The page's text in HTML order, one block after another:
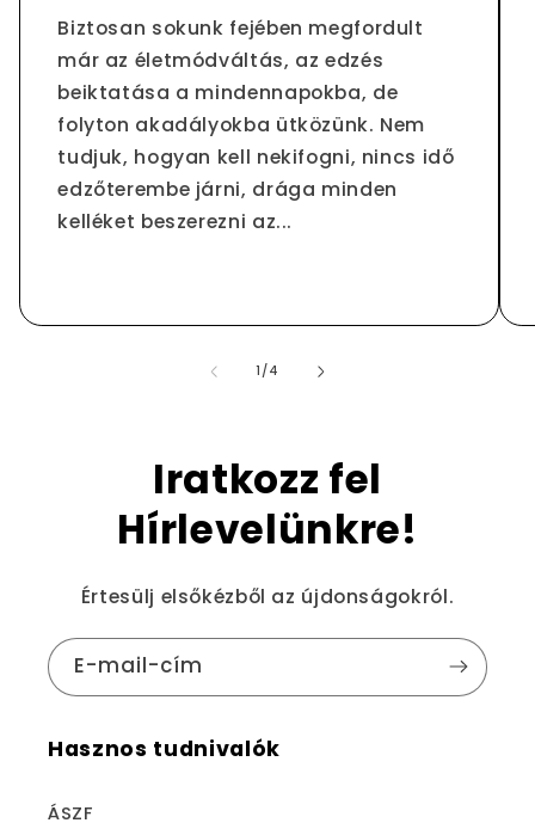
Biztosan sokunk fejében megfordult
már az életmódváltás, az edzés
beiktatása a mindennapokba, de
folyton akadályokba ütközünk. Nem
tudjuk, hogyan kell nekifogni, nincs idő
edzőterembe járni, drága minden
kelléket beszerezni az...
1 //4
Iratkozz fel
Hírlevelünkre!
Értesülj elsőkézből az újdonságokról.
E-mail-cím
Hasznos tudnivalók
ÁSZF